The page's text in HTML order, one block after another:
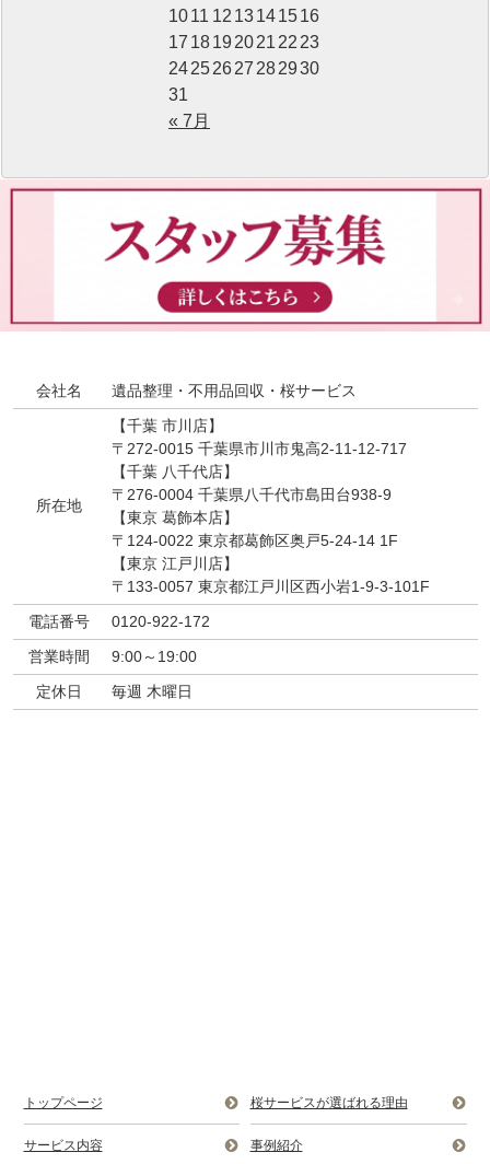
« 7月
1011 12 13141516
17 1819 2021 22 23
24252627 282930
31
会社名 遺品整理・不用品回収・桜サービス
所在地
【千葉 市川店】
〒272-0015 千葉県市川市鬼高2-11-12-717
【千葉 八千代店】
〒276-0004 千葉県八千代市島田台938-9
【東京 葛飾本店】
〒124-0022 東京都葛飾区奥戸5-24-14 1F
【東京 江戸川店】
〒133-0057 東京都江戸川区西小岩1-9-3-101F
電話番号
0120-922-172
営業時間
9:00～19:00
定休日
毎週 木曜日
トップページ 桜サービスが選ばれる理由
サービス内容 事例紹介